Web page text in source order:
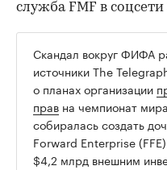
служба FMF в соцсети
Скандал вокруг ФИФА
источники The
о планах организации
прав на чемпионат
собиралась создать
Forward Enterprise
$4,2 млрд внешним